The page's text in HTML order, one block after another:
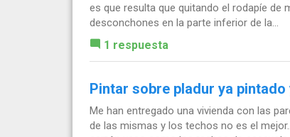
es que resulta que quitando el rodapíe de
desconchones en la parte inferior de la...
1 respuesta
Pintar sobre pladur ya pintado
Me han entregado una vivienda con las
de las mismas y los techos no es el